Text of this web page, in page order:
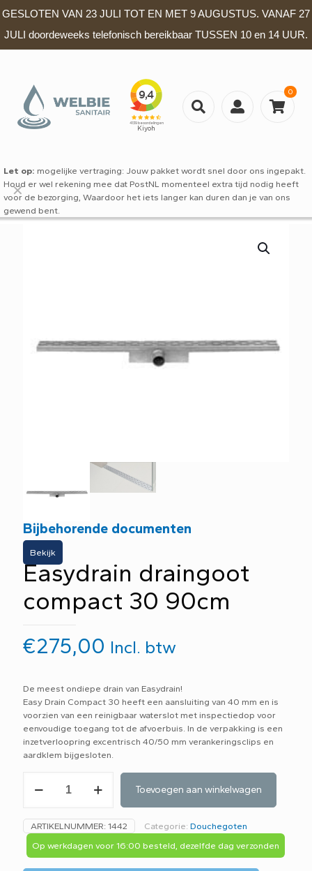
GESLOTEN VAN 23 JULI TOT EN MET 9 AUGUSTUS. VANAF 27
JULI doordeweeks telefonisch bereikbaar TUSSEN 10 en 14 UUR.
0
Let op: mogelijke vertraging: Jouw pakket wordt snel door ons ingepakt.
Houd er wel rekening mee dat PostNL momenteel extra tijd nodig heeft
voor de bezorging, Waardoor het iets langer kan duren dan je van ons
gewend bent.
✕
Bijbehorende documenten
Bekijk
Easydrain draingoot
compact 30 90cm
€275,00 Incl. btw
De meest ondiepe drain van Easydrain!
Easy Drain Compact 30 heeft een aansluiting van 40 mm en is
voorzien van een reinigbaar waterslot met inspectiedop voor
eenvoudige toegang tot de afvoerbuis. In de verpakking is een
inzetverloopring excentrisch 40/50 mm verankeringsclips en
aardklem bijgesloten.
draingoot
30
90cm
aantal
Toevoegen aan winkelwagen
ARTIKELNUMMER: 1442 Categorie: Douchegoten
Op werkdagen voor 16:00 besteld, dezelfde dag verzonden